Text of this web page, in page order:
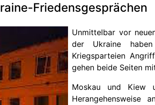
Friedensgesprächen
Unmittelbar vor
der Ukraine
Kriegsparteien
gehen beide Seiten
Moskau und Kiew
Herangehensweise